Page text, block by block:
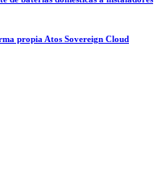
propia Atos Sovereign Cloud